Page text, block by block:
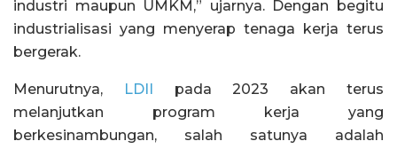
industri maupun UMKM,” ujarnya. Dengan begitu
industrialisasi yang menyerap tenaga kerja terus
bergerak.
Menurutnya, LDII
pada 2023 akan terus
melanjutkan program kerja yang
berkesinambungan, salah satunya adalah